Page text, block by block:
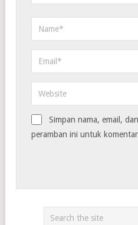
Simpan nama, email,
peramban ini untuk